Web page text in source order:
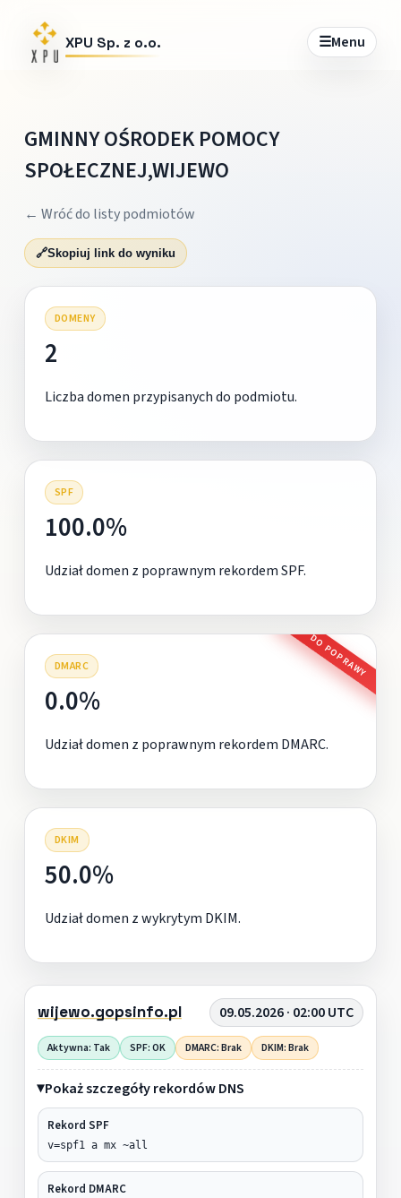
XPU Sp. z o.o. ☰Menu
GMINNY OŚRODEK POMOCY
SPOŁECZNEJ,WIJEWO
← Wróć do listy podmiotów
🔗Skopiuj link do wyniku
DOMENY
2
Liczba domen przypisanych do podmiotu.
SPF
100.0%
Udział domen z poprawnym rekordem SPF.
DMARC DO POPRAWY
0.0%
Udział domen z poprawnym rekordem DMARC.
DKIM
50.0%
Udział domen z wykrytym DKIM.
wijewo.gopsinfo.pl 09.05.2026 · 02:00 UTC
Aktywna: Tak SPF: OK DMARC: Brak DKIM: Brak
Pokaż szczegóły rekordów DNS
Rekord SPF
v=spf1 a mx ~all
Rekord DMARC